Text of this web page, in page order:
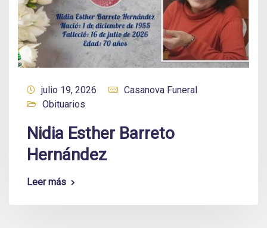
julio 19, 2026
Casanova Funeral
Obituarios
Nidia Esther Barreto
Hernández
Leer más